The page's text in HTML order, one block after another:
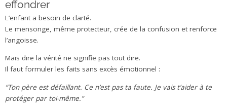
effondrer
L’enfant a besoin de clarté.
Le mensonge, même protecteur, crée de la confusion et renforce
l’angoisse.
Mais dire la vérité ne signifie pas tout dire.
Il faut formuler les faits sans excès émotionnel :
“Ton père est défaillant. Ce n’est pas ta faute. Je vais t’aider à te
protéger par toi-même.”